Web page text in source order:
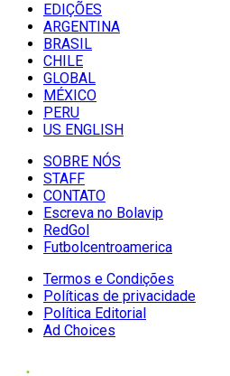
EDIÇÕES
ARGENTINA
BRASIL
CHILE
GLOBAL
MÉXICO
PERU
US ENGLISH
SOBRE NÓS
STAFF
CONTATO
Escreva no Bolavip
RedGol
Futbolcentroamerica
Termos e Condições
Políticas de privacidade
Política Editorial
Ad Choices